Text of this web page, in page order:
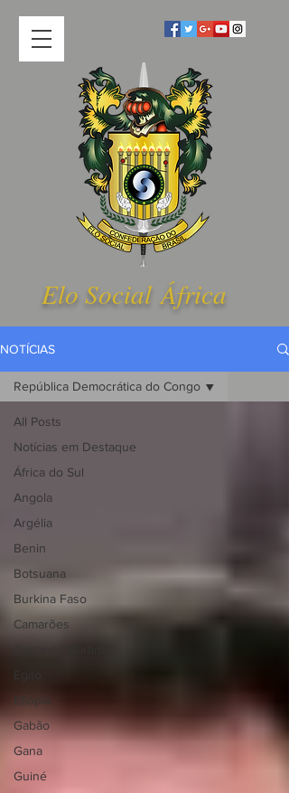
Elo Social África
NOTÍCIAS
All Posts
Notícias em Destaque
África do Sul
Angola
Argélia
Benin
Botsuana
Burkina Faso
Camarões
Etiópia
Gabão
Gana
Guiné
República Democrática do Congo